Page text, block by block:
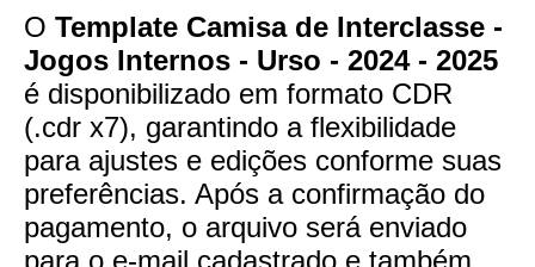
O Template Camisa de Interclasse -
Jogos Internos - Urso - 2024 - 2025
é disponibilizado em formato CDR
(.cdr x7), garantindo a flexibilidade
para ajustes e edições conforme suas
preferências. Após a confirmação do
pagamento, o arquivo será enviado